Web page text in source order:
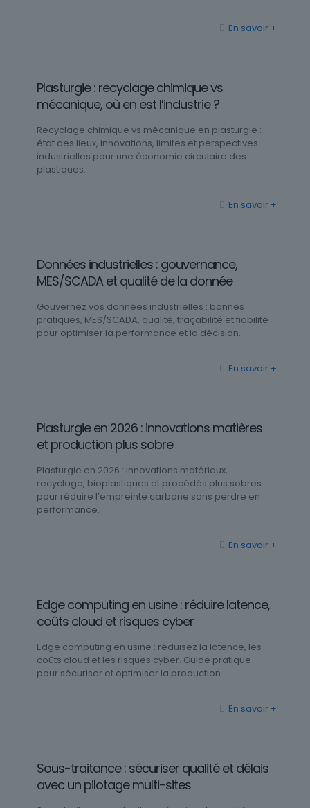
En savoir +
Plasturgie : recyclage chimique vs
mécanique, où en est l’industrie ?
Recyclage chimique vs mécanique en plasturgie :
état des lieux, innovations, limites et perspectives
industrielles pour une économie circulaire des
plastiques.
En savoir +
Données industrielles : gouvernance,
MES/SCADA et qualité de la donnée
Gouvernez vos données industrielles : bonnes
pratiques, MES/SCADA, qualité, traçabilité et fiabilité
pour optimiser la performance et la décision.
En savoir +
Plasturgie en 2026 : innovations matières
et production plus sobre
Plasturgie en 2026 : innovations matériaux,
recyclage, bioplastiques et procédés plus sobres
pour réduire l’empreinte carbone sans perdre en
performance.
En savoir +
Edge computing en usine : réduire latence,
coûts cloud et risques cyber
Edge computing en usine : réduisez la latence, les
coûts cloud et les risques cyber. Guide pratique
pour sécuriser et optimiser la production.
En savoir +
Sous-traitance : sécuriser qualité et délais
avec un pilotage multi-sites